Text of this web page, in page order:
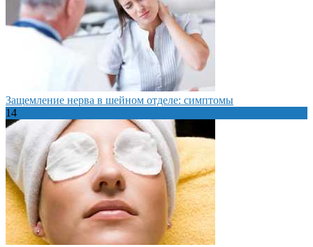
Защемление нерва в шейном отделе: симптомы
14